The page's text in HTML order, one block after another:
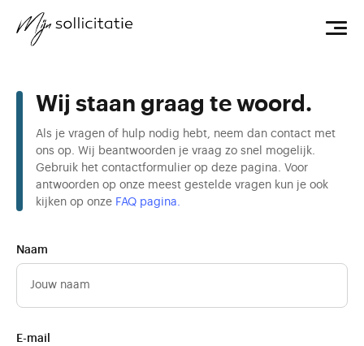
Wij staan graag te woord.
Als je vragen of hulp nodig hebt, neem dan contact met
ons op. Wij beantwoorden je vraag zo snel mogelijk.
Gebruik het contactformulier op deze pagina. Voor
antwoorden op onze meest gestelde vragen kun je ook
kijken op onze FAQ pagina.
Naam
E-mail